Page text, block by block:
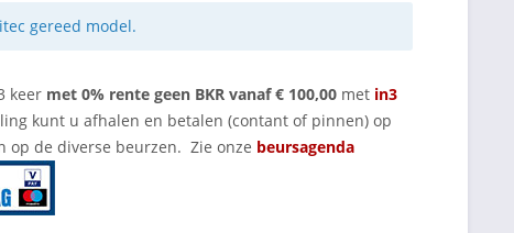
gereed model.
keer met 0% rente geen BKR vanaf € 100,00 met in3
kunt u afhalen en betalen (contant of pinnen) op
op de diverse beurzen. Zie onze beursagenda